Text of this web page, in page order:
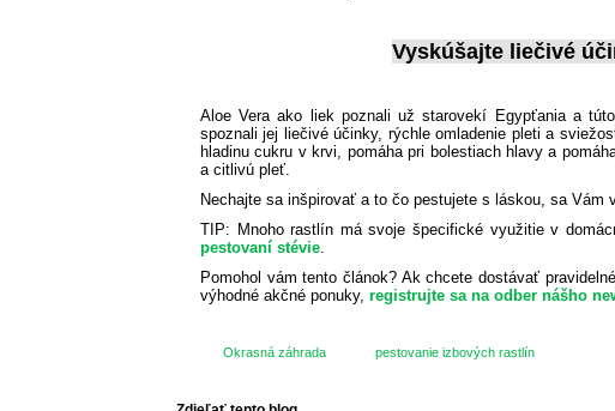
Vyskúšajte liečivé
Aloe Vera ako liek poznali už starovekí Egypťania a
spoznali jej liečivé účinky, rýchle omladenie pleti a
hladinu cukru v krvi, pomáha pri bolestiach hlavy a
a citlivú pleť.
Nechajte sa inšpirovať a to čo pestujete s láskou, sa Vám
TIP: Mnoho rastlín má svoje špecifické využitie v
pestovaní stévie
Pomohol vám tento článok? Ak chcete dostávať
výhodné akčné ponuky, registrujte sa na odber nášho
Okrasná záhrada pestovanie izbových rastlín